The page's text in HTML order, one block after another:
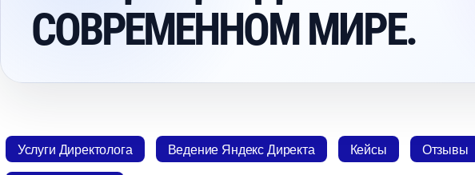
СОВРЕМЕННОМ МИРЕ.
Услуги Директолога едение Яндекс Директа Кейсы Отзывы